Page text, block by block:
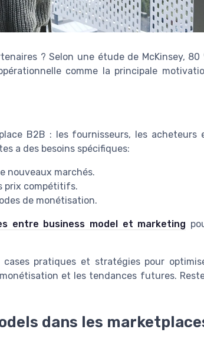
? Selon une étude de McKinsey, 80
comme la principale
B2B : les fournisseurs, les acheteurs
a des besoins spécifiques:
nouveaux marchés.
prix compétitifs.
de monétisation.
entre business model et marketing
pratiques et stratégies pour
et les tendances futures.
dans les